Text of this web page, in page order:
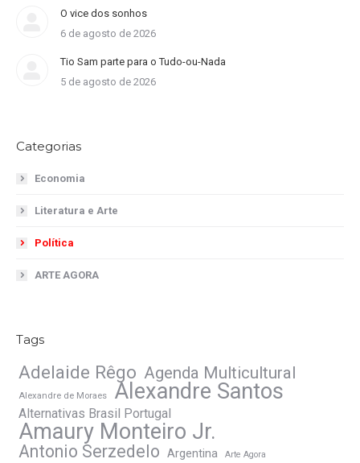
O vice dos sonhos
6 de agosto de 2026
Tio Sam parte para o Tudo-ou-Nada
5 de agosto de 2026
Categorias
Economia
Literatura e Arte
Política
ARTE AGORA
Tags
Adelaide Rêgo Agenda Multicultural
Alexandre de Moraes Alexandre Santos
Alternativas Brasil Portugal
Amaury Monteiro Jr.
Antonio Serzedelo Argentina Arte Agora